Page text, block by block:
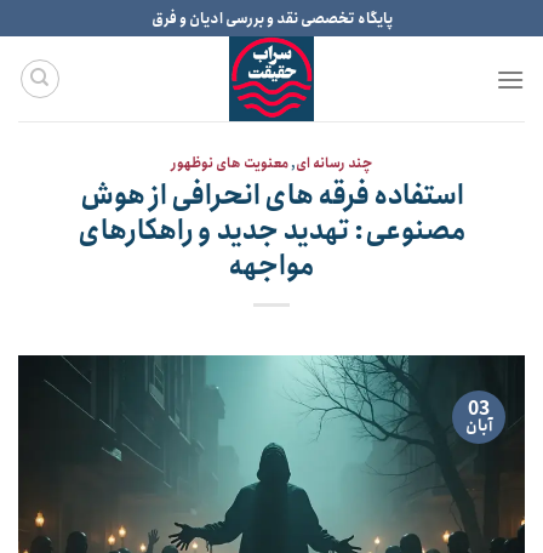
to
content
پایگاه تخصصی نقد و بررسی ادیان و فرق
چند رسانه ای,معنویت های نوظهور
استفاده فرقه های انحرافی از هوش
مصنوعی: تهدید جدید و راهکارهای
مواجهه
03
آبان